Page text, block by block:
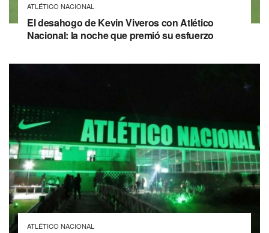
ATLÉTICO NACIONAL
El desahogo de Kevin Viveros con Atlético
Nacional: la noche que premió su esfuerzo
ATLÉTICO NACIONAL